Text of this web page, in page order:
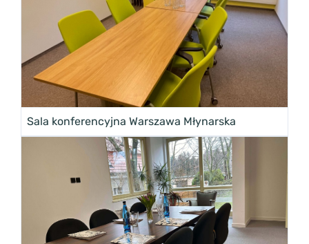
Sala konferencyjna Warszawa Młynarska